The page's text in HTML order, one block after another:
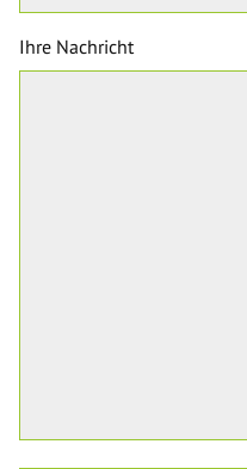
Ihre Nachricht